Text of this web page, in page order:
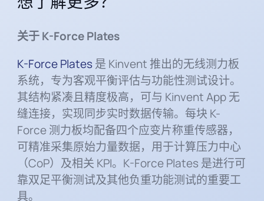
关于 K-Force Plates
K-Force Plates是 Kinvent 推出的无线测力板
系统，专为客观平衡评估与功能性测试设计。
其结构紧凑且精度极高，可与 Kinvent App 无
缝连接，实现同步实时数据传输。每块 K-
Force 测力板均配备四个应变片称重传感器，
可精准采集原始力量数据，用于计算压力中心
（CoP）及相关 KPI。K-Force Plates 是进行可
靠双足平衡测试及其他负重功能测试的重要工
具。